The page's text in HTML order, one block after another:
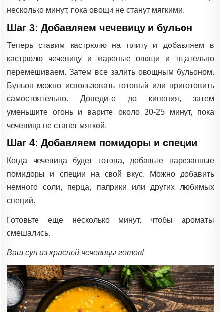
несколько минут, пока овощи не станут мягкими.
Шаг 3: Добавляем чечевицу и бульон
Теперь ставим кастрюлю на плиту и добавляем в
кастрюлю чечевицу и жареные овощи и тщательно
перемешиваем. Затем все залить овощным бульоном.
Бульон можно использовать готовый или приготовить
самостоятельно. Доведите до кипения, затем
уменьшите огонь и варите около 20-25 минут, пока
чечевица не станет мягкой.
Шаг 4: Добавляем помидоры и специи
Когда чечевица будет готова, добавьте нарезанные
помидоры и специи на свой вкус. Можно добавить
немного соли, перца, паприки или других любимых
специй.
Готовьте еще несколько минут, чтобы ароматы
смешались.
Ваш суп из красной чечевицы готов!